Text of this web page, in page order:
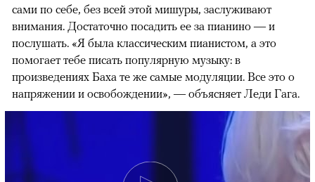
сами по себе, без всей этой мишуры, заслуживают
внимания. Достаточно посадить ее за пианино — и
послушать. «Я была классическим пианистом, а это
помогает тебе писать популярную музыку: в
произведениях Баха те же самые модуляции. Все это о
напряжении и освобождении», — объясняет Леди Гага.